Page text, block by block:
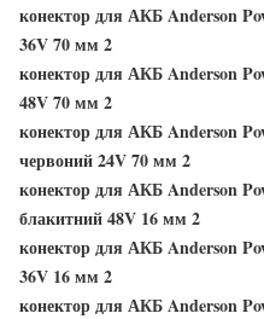
конектор для АКБ Anderson
36V 70 мм 2
конектор для АКБ Anderson
48V 70 мм 2
конектор для АКБ Anderson
червоний 24V 70 мм 2
конектор для АКБ Anderson
блакитний 48V 16 мм 2
конектор для АКБ Anderson
36V 16 мм 2
конектор для АКБ Anderson